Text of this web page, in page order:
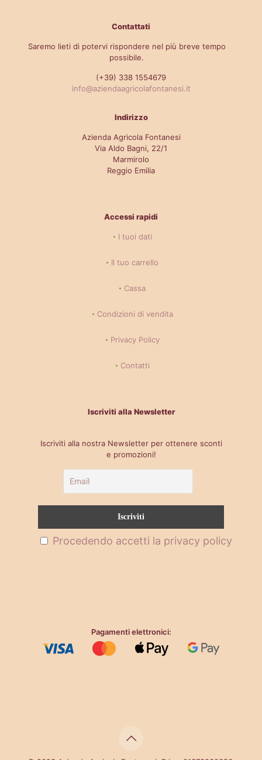
Contattati
Saremo lieti di potervi rispondere nel più breve tempo
possibile.
(+39) 338 1554679
info@aziendaagricolafontanesi.it
Indirizzo
Azienda Agricola Fontanesi
Via Aldo Bagni, 22/1
Marmirolo
Reggio Emilia
Accessi rapidi
I tuoi dati
Il tuo carrello
Cassa
Condizioni di vendita
Privacy Policy
Contatti
Iscriviti alla Newsletter
Iscriviti alla nostra Newsletter per ottenere sconti
e promozioni!
Procedendo accetti la privacy policy
Pagamenti elettronici: